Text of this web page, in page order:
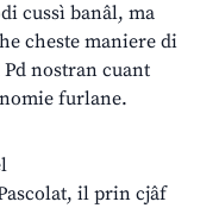
cussì banâl, ma
cheste maniere di
nostran cuant
furlane.
il prin cjâf